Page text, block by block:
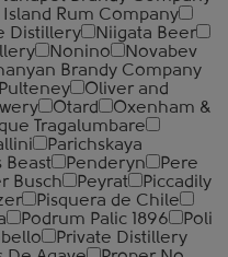
Island Rum Company
Distillery
Niigata Beer
Nonino
Novabev
Brandy Company
Oliver and
Otard
Oxenham &
Tragalumbare
Parichskaya
Beast Penderyn
Pere
Busch Peyrat
Piccadily
Pisquera de Chile
Podrum Palic 1896
Poli
Private Distillery